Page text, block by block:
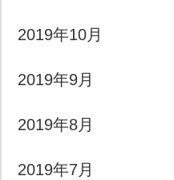
2019年10月
2019年9月
2019年8月
2019年7月